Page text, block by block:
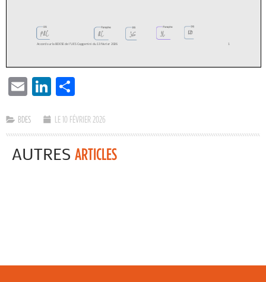
EMAIL LINKEDIN
BDES LE 10 FÉVRIER 2026
AUTRES ARTICLES